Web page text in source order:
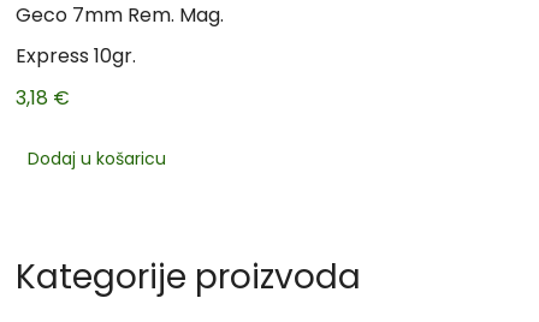
Geco 7mm Rem. Mag.
Express 10gr.
3,18 €
Dodaj u košaricu
Kategorije proizvoda